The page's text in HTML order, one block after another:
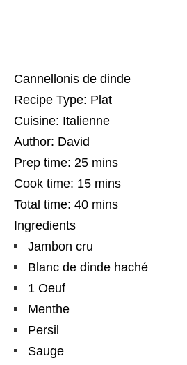
Cannellonis de dinde
Recipe Type: Plat
Cuisine: Italienne
Author: David
Prep time: 25 mins
Cook time: 15 mins
Total time: 40 mins
Ingredients
Jambon cru
Blanc de dinde haché
1 Oeuf
Menthe
Persil
Sauge